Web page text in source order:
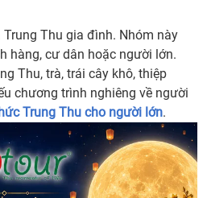
Thu gia đình. Nhóm này
hàng, cư dân hoặc người lớn.
Thu, trà, trái cây khô, thiệp
chương trình nghiêng về người
Trung Thu cho người lớn.